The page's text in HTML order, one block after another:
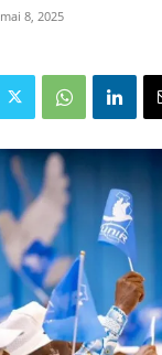
mai 8, 2025